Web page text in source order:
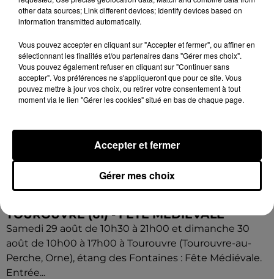
TOUROUVRE (61) - FÊTE MÉDIÉVALE
Samedi 29 août de 10h30 à 21h00 et dimanche 30
août de 10h00 à 17h00 à Tourouvre (Tourouvre-au-
Perche, Orne), étang des Fontaines : Fête Médiévale.
Entrée...
other data sources; Link different devices; Identify devices based on
information transmitted automatically.
Vous pouvez accepter en cliquant sur "Accepter et fermer", ou affiner en
sélectionnant les finalités et/ou partenaires dans "Gérer mes choix".
Vous pouvez également refuser en cliquant sur "Continuer sans
accepter". Vos préférences ne s'appliqueront que pour ce site. Vous
pouvez mettre à jour vos choix, ou retirer votre consentement à tout
moment via le lien "Gérer les cookies" situé en bas de chaque page.
Gérer mes choix
Accepter et fermer